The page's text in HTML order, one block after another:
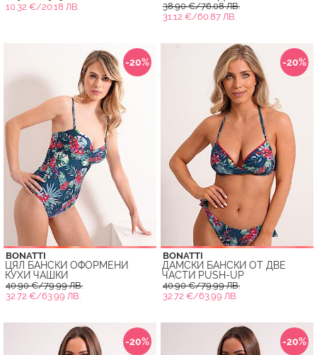
10.32 €/20.18 ЛВ.
38.90 €/76.08 ЛВ.
31.12 €/60.87 ЛВ.
-20%
BONATTI
ЦЯЛ БАНСКИ ОФОРМЕНИ
КУХИ ЧАШКИ
40.90 €/79.99 ЛВ.
32.72 €/63.99 ЛВ.
-20%
BONATTI
ДАМСКИ БАНСКИ ОТ ДВЕ
ЧАСТИ PUSH-UP
40.90 €/79.99 ЛВ.
32.72 €/63.99 ЛВ.
-20% -20%